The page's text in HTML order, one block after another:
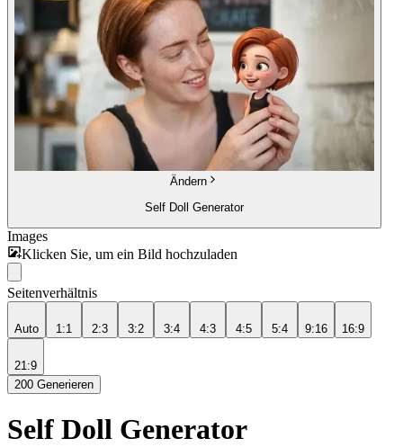
Ändern
Self Doll Generator
Images
Klicken Sie, um ein Bild hochzuladen
Seitenverhältnis
Auto 1:1 2:3 3:2 3:4 4:3 4:5 5:4 9:16 16:9
21:9
200 Generieren
Self Doll Generator